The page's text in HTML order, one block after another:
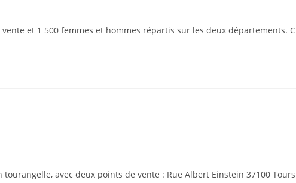
vente et 1 500 femmes et hommes répartis sur les deux départements.
avec deux points de vente : Rue Albert Einstein 37100